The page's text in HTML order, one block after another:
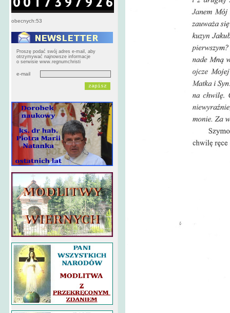
obecnych:53
Proszę podać swój adres e-mail, aby
otrzymywać najnowsze informacje
o serwisie www.regnumchristi
e-mail